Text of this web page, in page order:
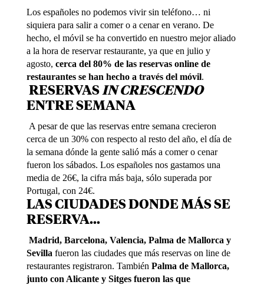
Los españoles no podemos vivir sin teléfono… ni
siquiera para salir a comer o a cenar en verano. De
hecho, el móvil se ha convertido en nuestro mejor aliado
a la hora de reservar restaurante, ya que en julio y
agosto, cerca del 80% de las reservas online de
restaurantes se han hecho a través del móvil.
RESERVASIN CRESCENDO
ENTRE SEMANA
A pesar de que las reservas entre semana crecieron
cerca de un 30% con respecto al resto del año, el día de
la semana dónde la gente salió más a comer o cenar
fueron los sábados. Los españoles nos gastamos una
media de 26€, la cifra más baja, sólo superada por
Portugal, con 24€.
LAS CIUDADES DONDE MÁS SE
RESERVA…
Madrid, Barcelona, Valencia, Palma de Mallorca y
Sevilla fueron las ciudades que más reservas on line de
restaurantes registraron. También Palma de Mallorca,
junto con Alicante y Sitges fueron las que